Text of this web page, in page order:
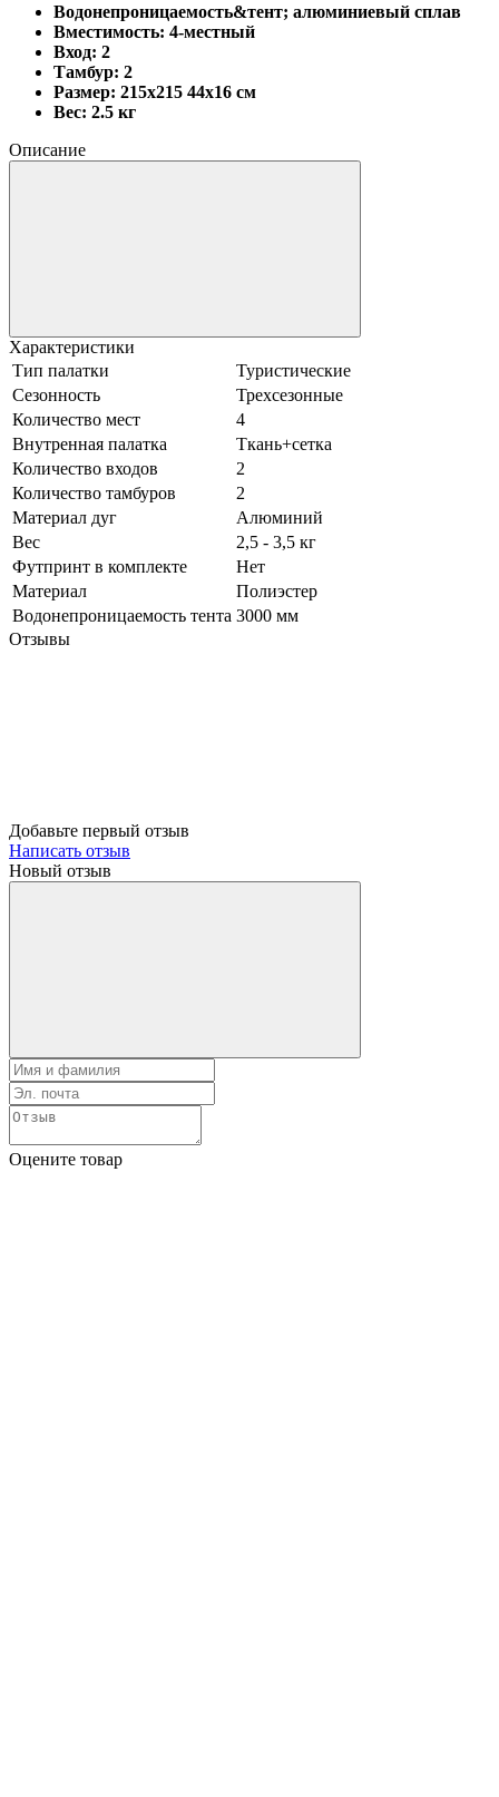
Водонепроницаемость&тент; алюминиевый сплав
Вместимость: 4-местный
Вход: 2
Тамбур: 2
Размер: 215х215 44х16 см
Вес: 2.5 кг
Описание
Характеристики
Тип палатки
Туристические
Сезонность
Трехсезонные
Количество мест
4
Внутренная палатка
Ткань+сетка
Количество входов
2
Количество тамбуров
2
Материал дуг
Алюминий
Вес
2,5 - 3,5 кг
Футпринт в комплекте
Нет
Материал
Полиэстер
Водонепроницаемость тента 3000 мм
Отзывы
Добавьте первый отзыв
Написать отзыв
Новый отзыв
Оцените товар